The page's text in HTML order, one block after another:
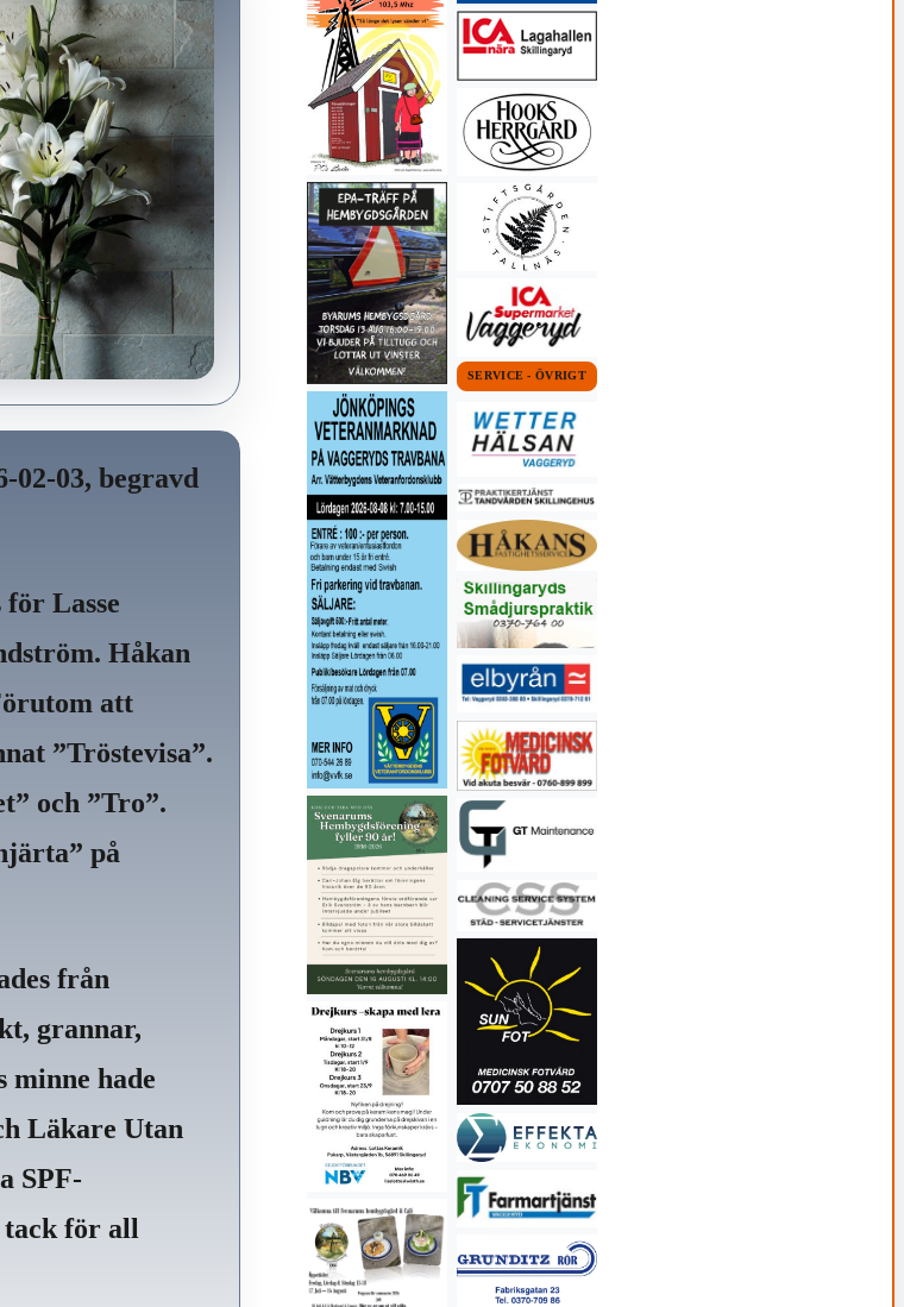
02-03, begravd
Lasse
Håkan
att
”Tröstevisa”.
och ”Tro”.
på
från
grannar,
minne hade
Läkare Utan
SPF-
för all
SERVICE - ÖVRIGT